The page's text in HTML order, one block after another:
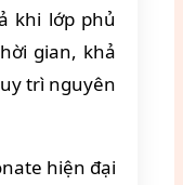
khi lớp phủ
gian, khả
trì nguyên
hiện đại